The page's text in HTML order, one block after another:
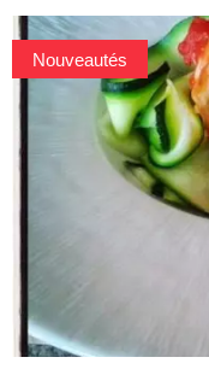
Nouveautés